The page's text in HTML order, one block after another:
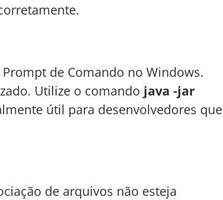
de Comando no Windows.
Utilize o comando java -jar
útil para desenvolvedores que
de arquivos não esteja